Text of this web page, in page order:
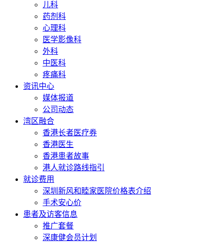
儿科
药剂科
心理科
医学影像科
外科
中医科
疼痛科
资讯中心
媒体报道
公司动态
湾区融合
香港长者医疗券
香港医生
香港患者故事
港人就诊路线指引
就诊费用
深圳新风和睦家医院价格表介绍
手术安心价
患者及访客信息
推广套餐
深康健会员计划